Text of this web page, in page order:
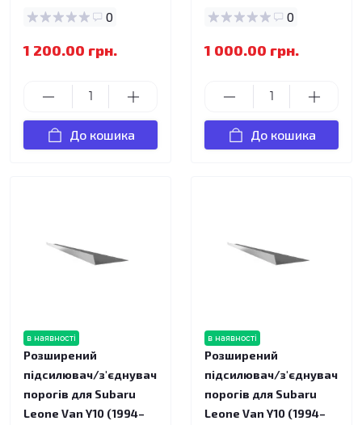
0
1 200.00 грн.
До кошика
0
1 000.00 грн.
До кошика
в наявності
Розширений
підсилювач/з'єднувач
порогів для Subaru
Leone Van Y10 (1994–
в наявності
Розширений
підсилювач/з'єднувач
порогів для Subaru
Leone Van Y10 (1994–